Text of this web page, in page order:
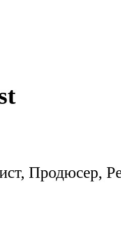
Продюсер,